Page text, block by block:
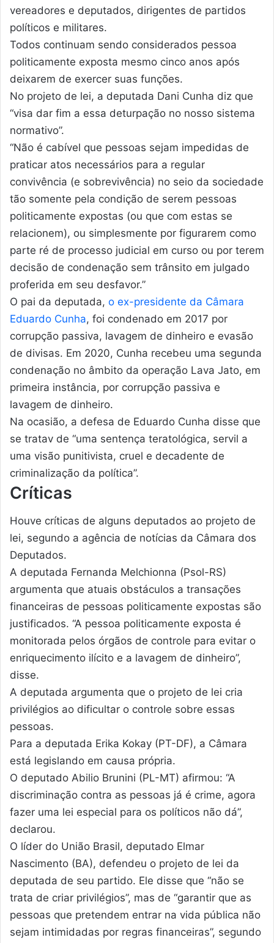
vereadores e deputados, dirigentes de partidos
políticos e militares.
Todos continuam sendo considerados pessoa
politicamente exposta mesmo cinco anos após
deixarem de exercer suas funções.
No projeto de lei, a deputada Dani Cunha diz que
“visa dar fim a essa deturpação no nosso sistema
normativo”.
“Não é cabível que pessoas sejam impedidas de
praticar atos necessários para a regular
convivência (e sobrevivência) no seio da sociedade
tão somente pela condição de serem pessoas
politicamente expostas (ou que com estas se
relacionem), ou simplesmente por figurarem como
parte ré de processo judicial em curso ou por terem
decisão de condenação sem trânsito em julgado
proferida em seu desfavor.”
O pai da deputada, o ex-presidente da Câmara
Eduardo Cunha, foi condenado em 2017 por
corrupção passiva, lavagem de dinheiro e evasão
de divisas. Em 2020, Cunha recebeu uma segunda
condenação no âmbito da operação Lava Jato, em
primeira instância, por corrupção passiva e
lavagem de dinheiro.
Na ocasião, a defesa de Eduardo Cunha disse que
se tratav de “uma sentença teratológica, servil a
uma visão punitivista, cruel e decadente de
criminalização da política”.
Críticas
Houve críticas de alguns deputados ao projeto de
lei, segundo a agência de notícias da Câmara dos
Deputados.
A deputada Fernanda Melchionna (Psol-RS)
argumenta que atuais obstáculos a transações
financeiras de pessoas politicamente expostas são
justificados. “A pessoa politicamente exposta é
monitorada pelos órgãos de controle para evitar o
enriquecimento ilícito e a lavagem de dinheiro”,
disse.
A deputada argumenta que o projeto de lei cria
privilégios ao dificultar o controle sobre essas
pessoas.
Para a deputada Erika Kokay (PT-DF), a Câmara
está legislando em causa própria.
O deputado Abilio Brunini (PL-MT) afirmou: “A
discriminação contra as pessoas já é crime, agora
fazer uma lei especial para os políticos não dá”,
declarou.
O líder do União Brasil, deputado Elmar
Nascimento (BA), defendeu o projeto de lei da
deputada de seu partido. Ele disse que “não se
trata de criar privilégios”, mas de “garantir que as
pessoas que pretendem entrar na vida pública não
sejam intimidadas por regras financeiras”, segundo